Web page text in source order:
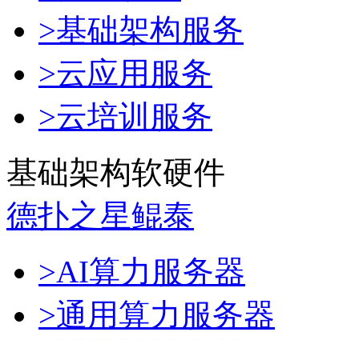
>基础架构服务
>云应用服务
>云培训服务
基础架构软硬件
德扑之星鲲泰
>AI算力服务器
>通用算力服务器